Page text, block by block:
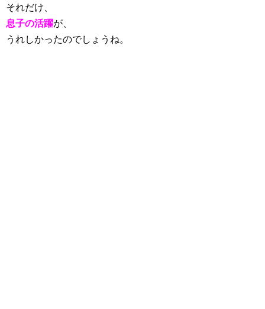
それだけ、
息子の活躍が、
うれしかったのでしょうね。